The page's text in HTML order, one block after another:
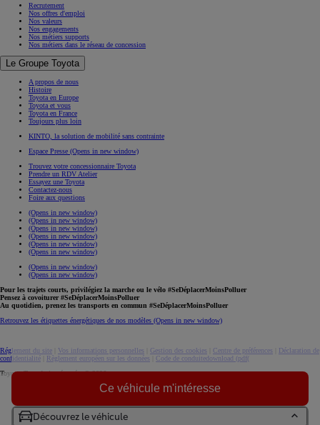
Ce véhicule m'intéresse
Découvrez le véhicule
Recrutement
Nos offres d'emploi
Nos valeurs
Nos engagements
Nos métiers supports
Nos métiers dans le réseau de concession
Le Groupe Toyota
A propos de nous
Histoire
Toyota en Europe
Toyota et vous
Toyota en France
Toujours plus loin
KINTO, la solution de mobilité sans contrainte
Espace Presse (Opens in new window)
Trouvez votre concessionnaire Toyota
Prendre un RDV Atelier
Essayez une Toyota
Contactez-nous
Foire aux questions
(Opens in new window)
(Opens in new window)
(Opens in new window)
(Opens in new window)
(Opens in new window)
(Opens in new window)
(Opens in new window)
(Opens in new window)
Pour les trajets courts, privilégiez la marche ou le vélo #SeDéplacerMoinsPolluer
Pensez à covoiturer #SeDéplacerMoinsPolluer
Au quotidien, prenez les transports en commun #SeDéplacerMoinsPolluer
Retrouvez les étiquettes énergétiques de nos modèles (Opens in new window)
Réglement du site Vos informations personnelles Gestion des cookies Centre de préférences
Déclaration de
confidentialité
Règlement européen sur les données Code de conduitedownload (pdf(
Toyota. Tous droits réservés. © 2026